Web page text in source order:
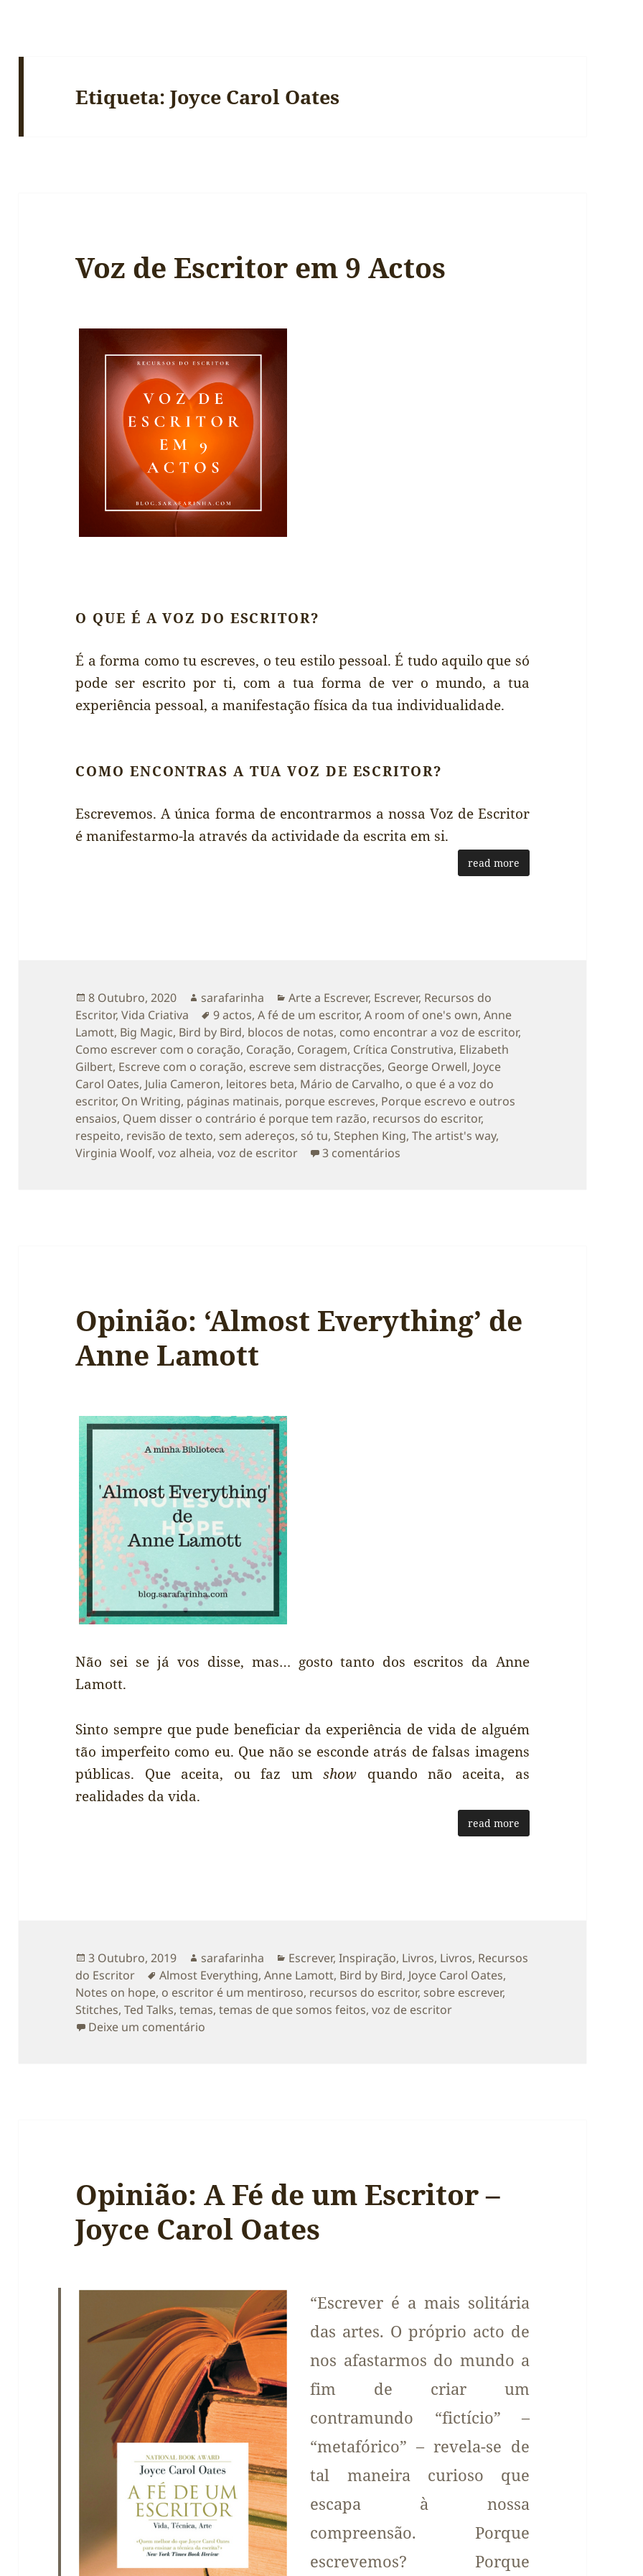
Etiqueta:Joyce Carol Oates
Voz de Escritor em 9 Actos
O QUE É A VOZ DO ESCRITOR?
É a forma como tu escreves, o teu estilo pessoal. É tudo aquilo que só
pode ser escrito por ti, com a tua forma de ver o mundo, a tua
experiência pessoal, a manifestação física da tua individualidade.
COMO ENCONTRAS A TUA VOZ DE ESCRITOR?
Escrevemos. A única forma de encontrarmos a nossa Voz de Escritor
é manifestarmo-la através da actividade da escrita em si.
read more
Publicado
a
8 Outubro, 2020 Autor
sarafarinha Categorias
Arte a Escrever, Escrever, Recursos do
Escritor,Vida Criativa Etiquetas
9 actos,A fé de um escritor,A room of one's own,Anne
Lamott, Big Magic, Bird by Bird, blocos de notas, como encontrar a voz de escritor,
Como escrever com o coração, Coração, Coragem, Crítica Construtiva, Elizabeth
Gilbert, Escreve com o coração, escreve sem distracções, George Orwell, Joyce
Carol Oates, Julia Cameron, leitores beta, Mário de Carvalho, o que é a voz do
escritor, On Writing, páginas matinais, porque escreves, Porque escrevo e outros
ensaios, Quem disser o contrário é porque tem razão, recursos do escritor,
respeito, revisão de texto, sem adereços, só tu, Stephen King,The artist's way,
Virginia Woolf,voz alheia,voz de escritor 3 comentários
Opinião: ‘Almost Everything’ de
Anne Lamott
Não sei se já vos disse, mas… gosto tanto dos escritos da Anne
Lamott.
Sinto sempre que pude beneficiar da experiência de vida de alguém
tão imperfeito como eu. Que não se esconde atrás de falsas imagens
públicas. Que aceita, ou faz umshow quando não aceita, as
realidades da vida.
read more
Publicado
a
3 Outubro, 2019 Autor
sarafarinha Categorias
Escrever,Inspiração, Livros, Livros, Recursos
do Escritor
Etiquetas
Almost Everything,Anne Lamott, Bird by Bird, Joyce Carol Oates,
Notes on hope, o escritor é um mentiroso, recursos do escritor, sobre escrever,
Stitches,Ted Talks,temas,temas de que somos feitos,voz de escritor
Deixe um comentário
Opinião: A Fé de um Escritor –
Joyce Carol Oates
“Escrever é a mais solitária
das artes. O próprio acto de
nos afastarmos do mundo a
fim de criar um
contramundo “fictício” –
“metafórico” – revela-se de
tal maneira curioso que
escapa à nossa
compreensão. Porque
escrevemos? Porque